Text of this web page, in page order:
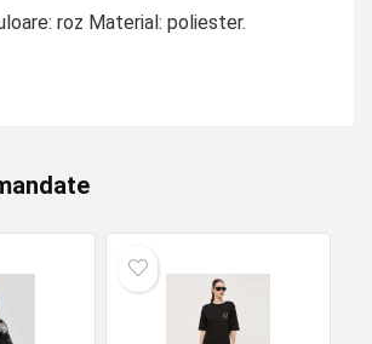
roz Material: poliester.